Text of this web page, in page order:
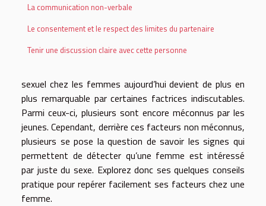
La communication non-verbale
Le consentement et le respect des limites du partenaire
Tenir une discussion claire avec cette personne
sexuel chez les femmes aujourd’hui devient de plus en
plus remarquable par certaines factrices indiscutables.
Parmi ceux-ci, plusieurs sont encore méconnus par les
jeunes. Cependant, derrière ces facteurs non méconnus,
plusieurs se pose la question de savoir les signes qui
permettent de détecter qu’une femme est intéressé
par juste du sexe. Explorez donc ses quelques conseils
pratique pour repérer facilement ses facteurs chez une
femme.